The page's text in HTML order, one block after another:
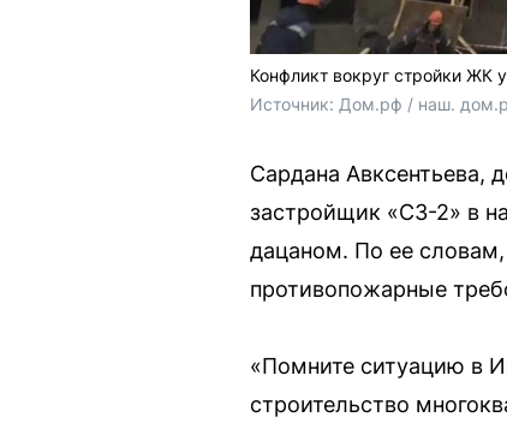
Конфликт вокруг стройки ЖК
Источник: Дом.рф / наш.
Сардана Авксентьева,
застройщик «СЗ-2» в
дацаном. По ее
противопожарные
«Помните ситуацию в
строительство